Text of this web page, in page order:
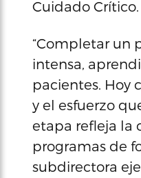
Cuidado Crítico.
“Completar un
intensa,
pacientes. Hoy
y el esfuerzo
etapa refleja la
programas de
subdirectora